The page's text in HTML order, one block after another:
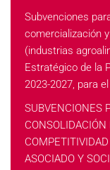
Subvenciones
comercialización
(industrias
Estratégico de la
2023-2027, para
SUBVENCIONES
ASOCIADO Y